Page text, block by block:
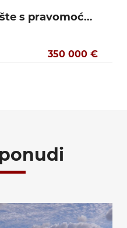
Građevinsko zemljište s pravomoćnom dozvolom za vilu sa bazenom – Pisak (Omiš) – 50 m od mora
350 000 €